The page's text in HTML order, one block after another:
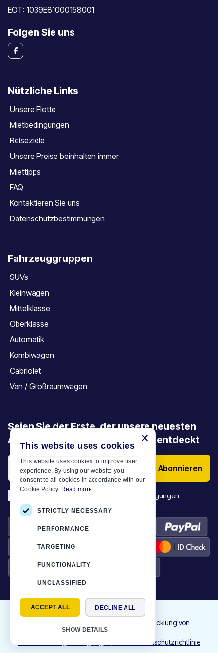
EOT: 1039E81000158001
Folgen Sie uns
Nützliche Links
Unsere Flotte
Mietbedingungen
Reiseziele
Unsere Preise beinhalten immer
Miettipps
FAQ
Kontaktieren Sie uns
Datenschutzbestimmungen
Fahrzeuggruppen
SUVs
Kleinwagen
Mittelklasse
Oberklasse
Automatik
Kombiwagen
Cabriolet
Van / Großraumwagen
Seien Sie der Erste, der unsere neuesten
Angebote, Aktionen und Artikel entdeckt
Abonnieren
Allgemeinen Geschäftsbedingungen
©2026
Alle Rechte vorbehalten. Design und Entwicklung von
NETMECHANICS
Datenschutzrichtlinie
×
This website uses cookies
This website uses cookies to improve user
experience. By using our website you
consent to all cookies in accordance with our
Cookie Policy. Read more
STRICTLY NECESSARY
PERFORMANCE
TARGETING
FUNCTIONALITY
UNCLASSIFIED
ACCEPT ALL DECLINE ALL
SHOW DETAILS